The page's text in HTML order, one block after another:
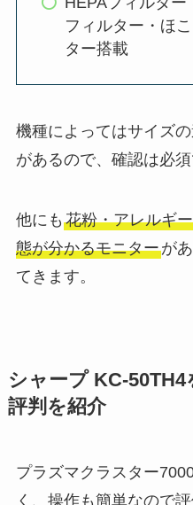
フィルター・ほ
ター搭載
機種によってはサイズ
があるので、確認は必須
他にも 花粉・アレルギ
態が分かるモニターが
てきます。
シャープ KC-50TH4
評判を紹介
プラズマクラスター
く、操作も簡単なので